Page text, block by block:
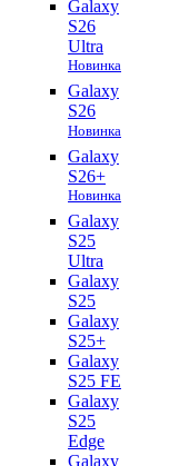
Galaxy
S26
Ultra
Новинка
Galaxy
S26
Новинка
Galaxy
S26+
Новинка
Galaxy
S25
Ultra
Galaxy
S25
Galaxy
S25+
Galaxy
S25 FE
Galaxy
S25
Edge
Galaxy